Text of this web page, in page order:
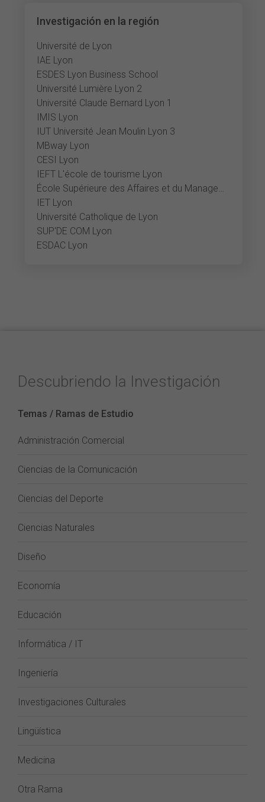
Investigación en la región
Université de Lyon
IAE Lyon
ESDES Lyon Business School
Université Lumière Lyon 2
Université Claude Bernard Lyon 1
IMIS Lyon
IUT Université Jean Moulin Lyon 3
MBway Lyon
CESI Lyon
IEFT L'école de tourisme Lyon
École Supérieure des Affaires et du Management
IET Lyon
Université Catholique de Lyon
SUP'DE COM Lyon
ESDAC Lyon
Descubriendo la Investigación
Temas / Ramas de Estudio
Administración Comercial
Ciencias de la Comunicación
Ciencias del Deporte
Ciencias Naturales
Diseño
Economía
Educación
Informática / IT
Ingeniería
Investigaciones Culturales
Lingüística
Medicina
Otra Rama